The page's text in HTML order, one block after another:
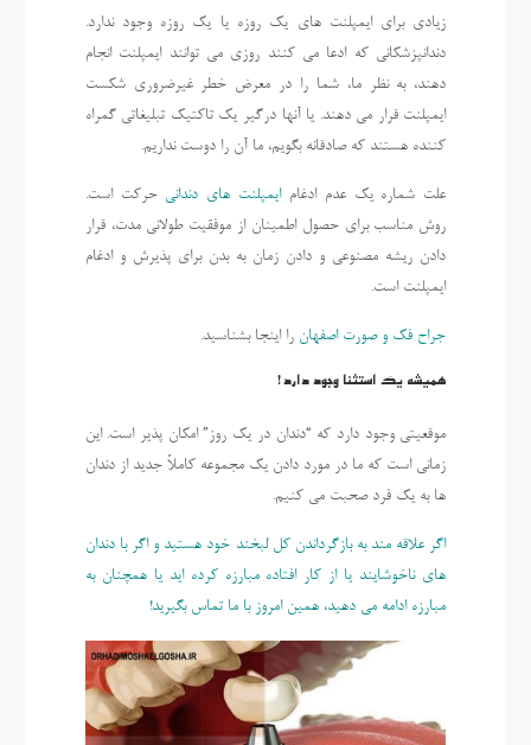
زیادی برای ایمپلنت های یک روزه یا یک روزه وجود ندارد.
دندانپزشکانی که ادعا می کنند روزی می توانند ایمپلنت انجام
دهند، به نظر ما، شما را در معرض خطر غیرضروری شکست
ایمپلنت قرار می دهند. یا آنها درگیر یک تاکتیک تبلیغاتی گمراه
کننده هستند که صادقانه بگویم، ما آن را دوست نداریم.
علت شماره یک عدم ادغام ایمپلنت های دندانی حرکت است.
روش مناسب برای حصول اطمینان از موفقیت طولانی مدت، قرار
دادن ریشه مصنوعی و دادن زمان به بدن برای پذیرش و ادغام
ایمپلنت است.
جراح فک و صورت اصفهان را اینجا بشناسید.
همیشه یک استثنا وجود دارد!
موقعیتی وجود دارد که “دندان در یک روز” امکان پذیر است. این
زمانی است که ما در مورد دادن یک مجموعه کاملاً جدید از دندان
ها به یک فرد صحبت می کنیم.
اگر علاقه مند به بازگرداندن کل لبخند خود هستید و اگر با دندان
های ناخوشایند یا از کار افتاده مبارزه کرده اید یا همچنان به
مبارزه ادامه می دهید، همین امروز با ما تماس بگیرید!